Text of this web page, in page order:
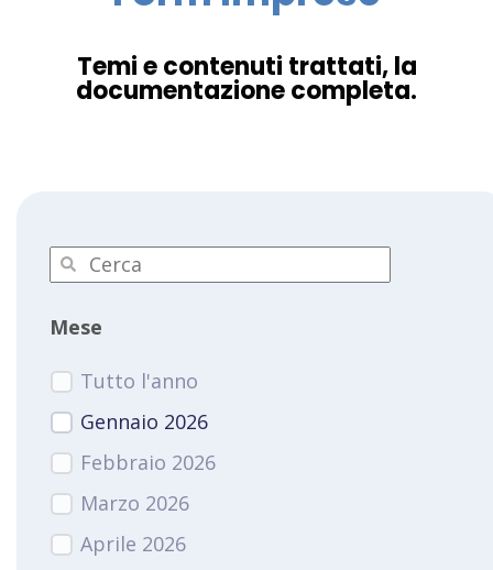
Temi e contenuti trattati, la
documentazione completa.
Mese
Tutto l'anno
Gennaio 2026
Febbraio 2026
Marzo 2026
Aprile 2026